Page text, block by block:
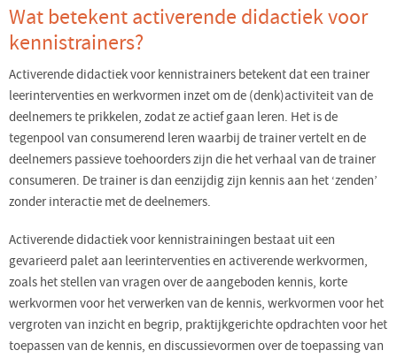
Wat betekent activerende didactiek voor
kennistrainers?
Activerende didactiek voor kennistrainers betekent dat een trainer
leerinterventies en werkvormen inzet om de (denk)activiteit van de
deelnemers te prikkelen, zodat ze actief gaan leren. Het is de
tegenpool van consumerend leren waarbij de trainer vertelt en de
deelnemers passieve toehoorders zijn die het verhaal van de trainer
consumeren. De trainer is dan eenzijdig zijn kennis aan het ‘zenden’
zonder interactie met de deelnemers.
Activerende didactiek voor kennistrainingen bestaat uit een
gevarieerd palet aan leerinterventies en activerende werkvormen,
zoals het stellen van vragen over de aangeboden kennis, korte
werkvormen voor het verwerken van de kennis, werkvormen voor het
vergroten van inzicht en begrip, praktijkgerichte opdrachten voor het
toepassen van de kennis, en discussievormen over de toepassing van